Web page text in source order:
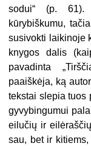
sodui“ (p.
kūrybiškumu,
susivokti laikinoje
knygos dalis
pavadinta
paaiškėja, ką
tekstai slepia tuos
gyvybingumui
eilučių ir
sau, bet ir kitiems,